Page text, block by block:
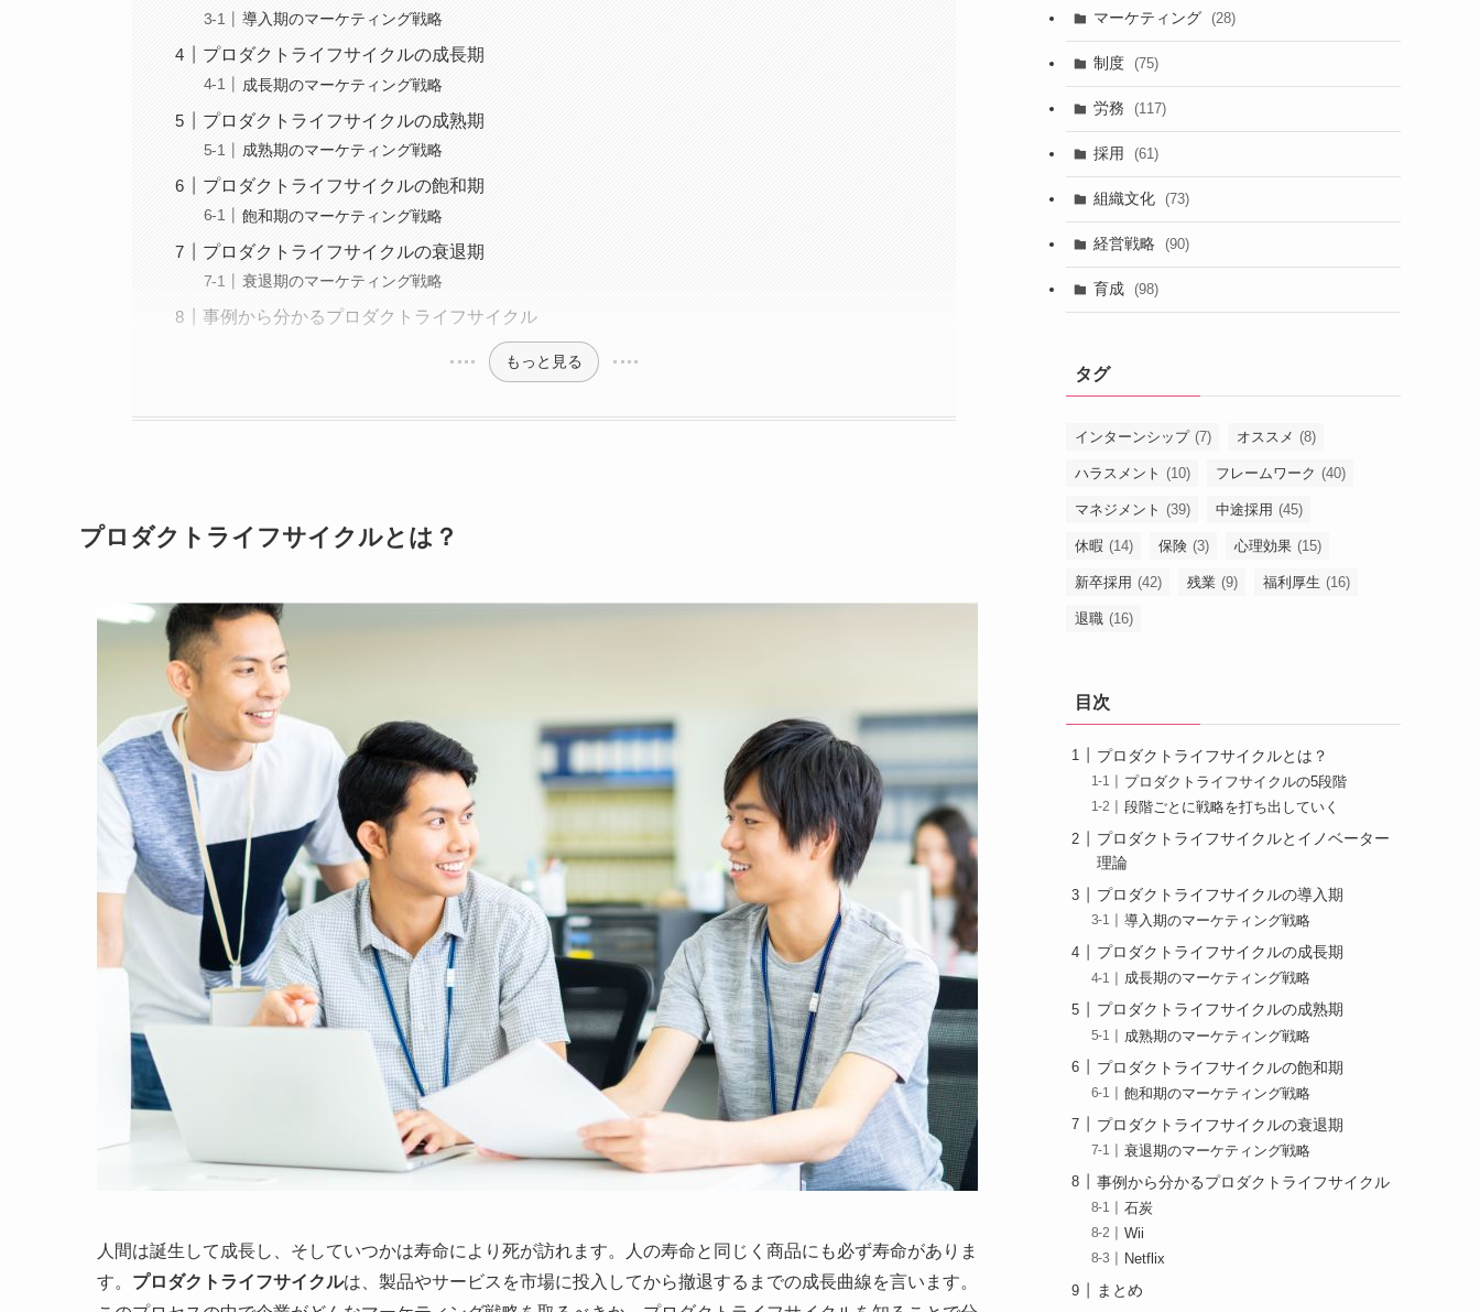
導入期のマーケティング戦略
プロダクトライフサイクルの成長期
成長期のマーケティング戦略
プロダクトライフサイクルの成熟期
成熟期のマーケティング戦略
プロダクトライフサイクルの飽和期
飽和期のマーケティング戦略
プロダクトライフサイクルの衰退期
衰退期のマーケティング戦略
事例から分かるプロダクトライフサイクル
もっと見る
プロダクトライフサイクルとは？
人間は誕生して成長し、そしていつかは寿命により死が訪れます。人の寿命と同じく商品にも必ず寿命がありま
す。 プロダクトライフサイクルは、製品やサービスを市場に投入してから撤退するまでの成長曲線を言います。
マーケティング (28)
制度 (75)
労務 (117)
採用 (61)
組織文化 (73)
経営戦略 (90)
育成 (98)
タグ
インターンシップ (7) オススメ (8)
ハラスメント (10) フレームワーク (40)
マネジメント (39) 中途採用 (45)
休暇 (14) 保険 (3) 心理効果 (15)
新卒採用 (42) 残業 (9) 福利厚生 (16)
退職 (16)
目次
プロダクトライフサイクルとは？
プロダクトライフサイクルの5段階
段階ごとに戦略を打ち出していく
プロダクトライフサイクルとイノベーター
理論
プロダクトライフサイクルの導入期
導入期のマーケティング戦略
プロダクトライフサイクルの成長期
成長期のマーケティング戦略
プロダクトライフサイクルの成熟期
成熟期のマーケティング戦略
プロダクトライフサイクルの飽和期
飽和期のマーケティング戦略
プロダクトライフサイクルの衰退期
衰退期のマーケティング戦略
事例から分かるプロダクトライフサイクル
石炭
Wii
Netflix
まとめ